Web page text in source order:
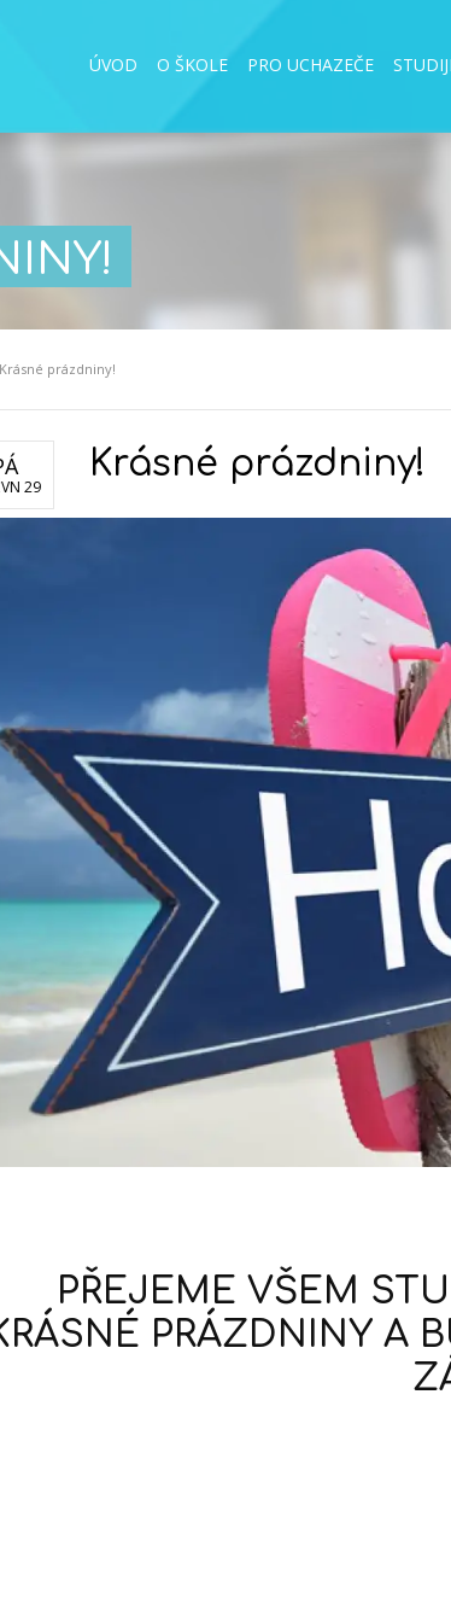
ÚVOD O ŠKOLE PRO UCHAZEČE
Krásné prázdniny!
29
Krásné prázdniny!
PŘEJEME VŠEM
PRÁZDNINY A